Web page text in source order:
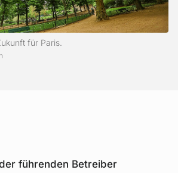
für Paris.
führenden Betreiber